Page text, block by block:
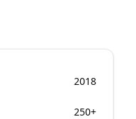
2018
250+